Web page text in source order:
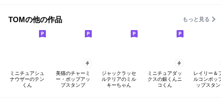
TOMの他の作品 もっと見る
ミニチュアシュ
ナウザーのテン
くん
美猫のチャーミ
ー・ポップアッ
プスタンプ
ジャックラッセ
ルテリアのミル
キーちゃん
ミニチュアダッ
クスの銀くんニ
コくん
レイリー＆
ルコンポッ
ップスタ